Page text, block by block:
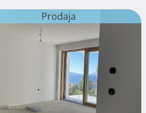
Prodaja